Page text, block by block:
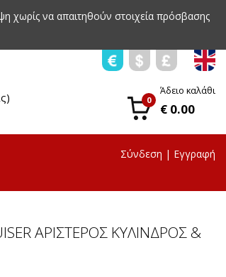
χωρίς να απαιτηθούν στοιχεία πρόσβασης
0
Άδειο καλάθι
€ 0.00
Σύνδεση | Εγγραφή
ΑΡΙΣΤΕΡΟΣ ΚΥΛΙΝΔΡΟΣ &